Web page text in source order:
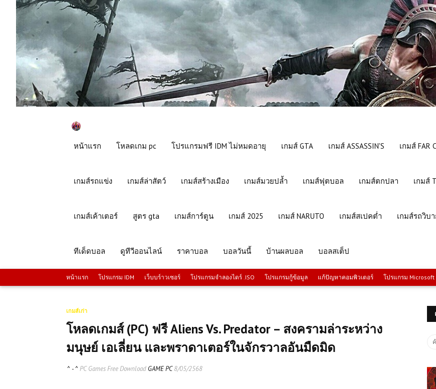
หน้าแรก โหลดเกม pc โปรแกรมฟรี IDM ไม่หมดอายุ เกมส์ GTA เกมส์ ASSASSIN'S เกมส์ FAR
เกมส์รถแข่ง เกมส์ล่าสัตว์ เกมส์สร้างเมือง เกมส์มวยปล้ำ เกมส์ฟุตบอล เกมส์ตกปลา เกมส์
เกมส์เค้าเตอร์ สูตร gta เกมส์การ์ตูน เกมส์ 2025 เกมส์ NARUTO เกมส์สเปคต่ำ เกมส์รถวิบ
ทีเด็ดบอล ดูทีวีออนไลน์ ราคาบอล บอลวันนี้ บ้านผลบอล บอลสเต็ป
หน้าแรก โปรแกรม IDM เว็บบร์าวเซอร์ โปรแกรมจำลองไดร์ .ISO โปรแกรมกู้ข้อมูล แก้ปัญหาคอมพิวเตอร์ โปรแกรม Microsoft
เกมส์เก่า
โหลดเกมส์ (PC) ฟรี Aliens Vs. Predator – สงครามล่าระหว่าง
มนุษย์ เอเลี่ยน และพราดาเตอร์ในจักรวาลอันมืดมิด
^ - ^ PC Games Free Download GAME PC8/05/2568